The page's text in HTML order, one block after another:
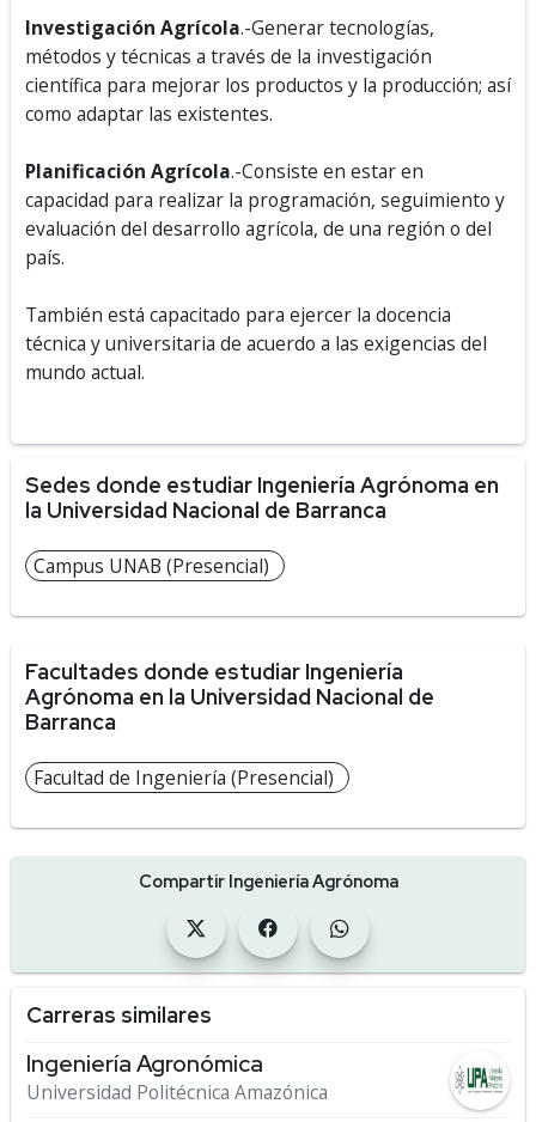
Investigación Agrícola.-Generar tecnologías,
métodos y técnicas a través de la investigación
científica para mejorar los productos y la producción; así
como adaptar las existentes.
Planificación Agrícola.-Consiste en estar en
capacidad para realizar la programación, seguimiento y
evaluación del desarrollo agrícola, de una región o del
país.
También está capacitado para ejercer la docencia
técnica y universitaria de acuerdo a las exigencias del
mundo actual.
Sedes donde estudiar Ingeniería Agrónoma en
la Universidad Nacional de Barranca
Campus UNAB (Presencial)
Facultades donde estudiar Ingeniería
Agrónoma en la Universidad Nacional de
Barranca
Facultad de Ingeniería (Presencial)
Compartir Ingeniería Agrónoma
Carreras similares
Ingeniería Agronómica
Universidad Politécnica Amazónica